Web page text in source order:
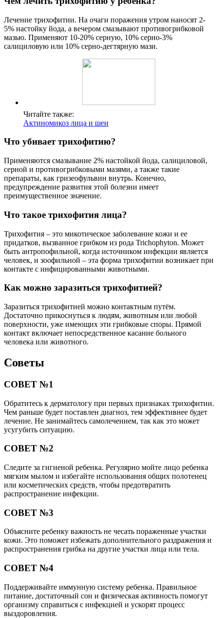
Лечение трихофитии. На очаги поражения утром наносят 2-
5% настойку йода, а вечером смазывают противогрибковой
мазью. Применяют 10-20% серную, 10% серно-3%
салициловую или 10% серно-дегтярную мази.
Читайте также:
Актиномикоз лица и шеи
Что убивает трихофитию?
Применяются смазывание 2% настойкой йода, салициловой,
серной и противогрибковыми мазями, а также такие
препараты, как гризеофульвин внутрь. Конечно,
предупреждение развития этой болезни имеет
преимущественное значение.
Что такое трихофития лица?
Трихофития – это микотическое заболевание кожи и ее
придатков, вызванное грибком из рода Trichophyton. Может
быть антропофильной, когда источником инфекции является
человек, и зоофильной – эта форма трихофитии возникает при
контакте с инфицированными животными.
Как можно заразиться трихофитией?
Заразиться трихофитией можно контактным путём.
Достаточно прикоснуться к людям, животным или любой
поверхности, уже имеющих эти грибковые споры. Прямой
контакт включает непосредственное касание больного
человека или животного.
Советы
СОВЕТ №1
Обратитесь к дерматологу при первых признаках трихофитии.
Чем раньше будет поставлен диагноз, тем эффективнее будет
лечение. Не занимайтесь самолечением, так как это может
усугубить ситуацию.
СОВЕТ №2
Следите за гигиеной ребенка. Регулярно мойте лицо ребенка
мягким мылом и избегайте использования общих полотенец
или косметических средств, чтобы предотвратить
распространение инфекции.
СОВЕТ №3
Объясните ребенку важность не чесать пораженные участки
кожи. Это поможет избежать дополнительного раздражения и
распространения грибка на другие участки лица или тела.
СОВЕТ №4
Поддерживайте иммунную систему ребенка. Правильное
питание, достаточный сон и физическая активность помогут
организму справиться с инфекцией и ускорят процесс
выздоровления.